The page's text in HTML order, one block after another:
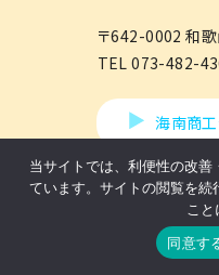
〒642-0002 和
TEL073-482-
海南商
Copyright(c) 2026
当サイトでは、利便性の改
ています。サイトの閲覧を
こと
同意す